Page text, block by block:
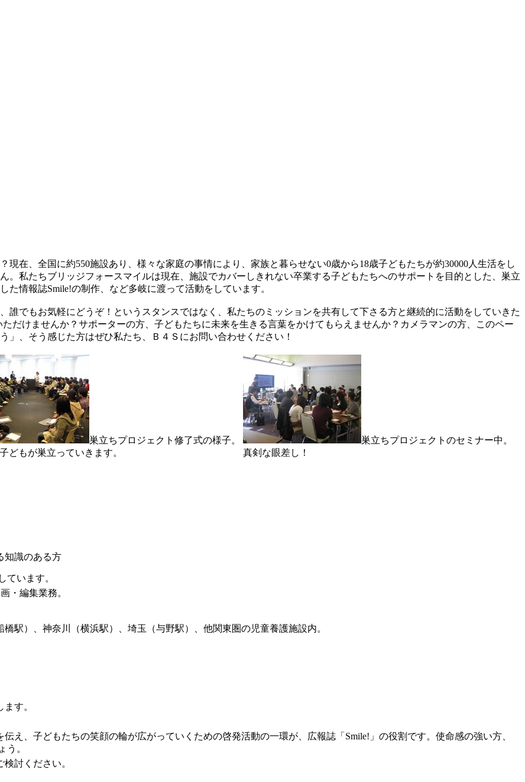
現在、全国に約550施設あり、様々な家庭の事情により、家族と暮らせない0歳から18歳子どもたちが約30000人生活をし
。私たちブリッジフォースマイルは現在、施設でカバーしきれない卒業する子どもたちへのサポートを目的とした、巣立
情報誌Smile!の制作、など多岐に渡って活動をしています。
誰でもお気軽にどうぞ！というスタンスではなく、私たちのミッションを共有して下さる方と継続的に活動をしていきた
だけませんか？サポーターの方、子どもたちに未来を生きる言葉をかけてもらえませんか？カメラマンの方、このペー
、そう感じた方はぜひ私たち、Ｂ４Ｓにお問い合わせください！
巣立ちプロジェクト修了式の様子。
どもが巣立っていきます。
巣立ちプロジェクトのセミナー中。
真剣な眼差し！
知識のある方
ています。
・編集業務。
駅）、神奈川（横浜駅）、埼玉（与野駅）、他関東圏の児童養護施設内。
す。
え、子どもたちの笑顔の輪が広がっていくための啓発活動の一環が、広報誌「Smile!」の役割です。使命感の強い方、
う。
討ください。